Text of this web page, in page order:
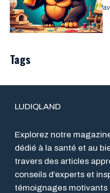
Tags
LUDIQLAND
Explorez notre
dédié à la santé et au
travers des articles
conseils d’experts et
témoignages motivants